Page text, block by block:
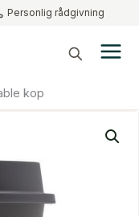
Personlig rådgivning
kop